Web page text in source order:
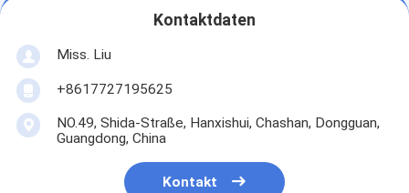
Kontaktdaten
Miss. Liu
+8617727195625
NO.49, Shida-Straße, Hanxishui, Chashan, Dongguan,
Guangdong, China
Kontakt